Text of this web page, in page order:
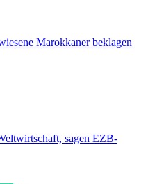
Marokkaner beklagen
sagen EZB-